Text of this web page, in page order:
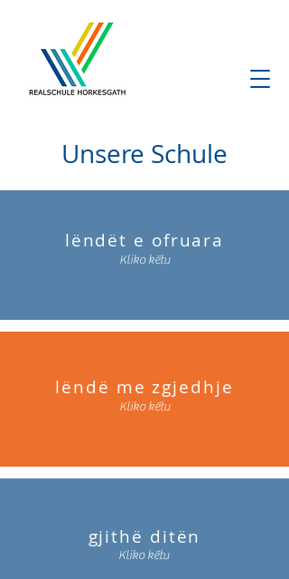
Unsere Schule
lëndët e ofruara
Kliko këtu
lëndë me zgjedhje
Kliko këtu
gjithë ditën
Kliko këtu